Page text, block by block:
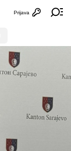
Otvori
Prijava